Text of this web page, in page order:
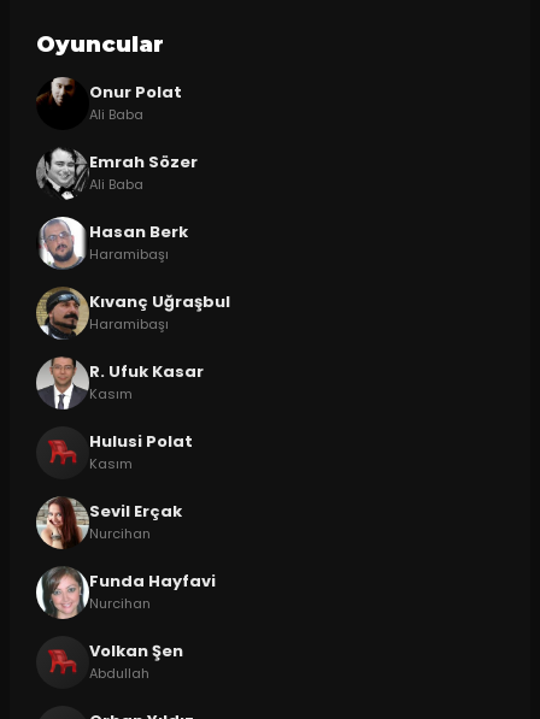
Oyuncular
Onur Polat
Ali Baba
Emrah Sözer
Ali Baba
Hasan Berk
Haramibaşı
Kıvanç Uğraşbul
Haramibaşı
R. Ufuk Kasar
Kasım
Hulusi Polat
Kasım
Sevil Erçak
Nurcihan
Funda Hayfavi
Nurcihan
Volkan Şen
Abdullah